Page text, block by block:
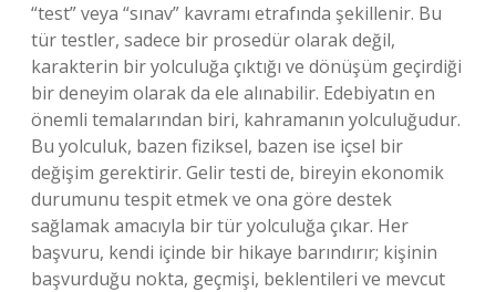
“test” veya “sınav” kavramı etrafında şekillenir. Bu
tür testler, sadece bir prosedür olarak değil,
karakterin bir yolculuğa çıktığı ve dönüşüm geçirdiği
bir deneyim olarak da ele alınabilir. Edebiyatın en
önemli temalarından biri, kahramanın yolculuğudur.
Bu yolculuk, bazen fiziksel, bazen ise içsel bir
değişim gerektirir. Gelir testi de, bireyin ekonomik
durumunu tespit etmek ve ona göre destek
sağlamak amacıyla bir tür yolculuğa çıkar. Her
başvuru, kendi içinde bir hikaye barındırır; kişinin
başvurduğu nokta, geçmişi, beklentileri ve mevcut